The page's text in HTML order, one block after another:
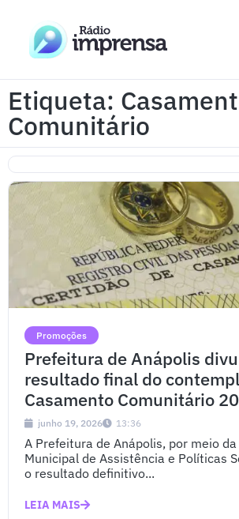
Etiqueta:
Comunitário
Promoções
Prefeitura de Anápolis
resultado final do
Casamento Comunitário
junho 19, 2026 13:36
A Prefeitura de Anápolis, por meio
Municipal de Assistência e Políticas
o resultado definitivo...
LEIA MAIS